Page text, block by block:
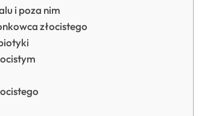
i poza nim
złocistego